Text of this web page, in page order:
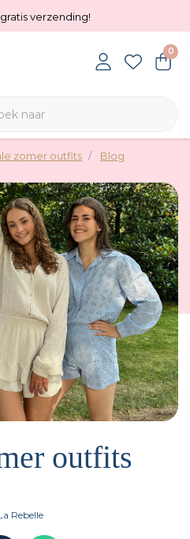
verzending!
0
zomer outfits Blog
outfits
Rebelle